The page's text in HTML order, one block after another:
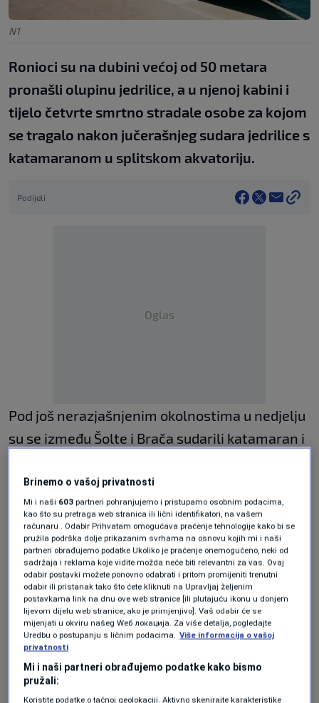
N1
Ronioci su na dubini većoj od 50 metara
pronašli olupinu jedrilice, a u njenoj kabini i
tijelo četvrte smrtno stradale osobe za kojom
se tragalo nakon jučerašnjeg sudara jedrilice s
katamaranom u splitskom akvatoriju.
Podijeli
Oglas
Pod još nerazjašnjenim okolnostima u nedjelju
su se između Šolte i Brača sudarili katamaran i
osam osoba.
Nakon sudara pronađena su tijela troje
poginulih, a danas ja pronađeno i tijelo četvrte
osobe za kojom se tragalo.
Četiri ozlijeđene osobe prevezene su u splitski
KBC i izvan su životne opasnosti.
Svi stradali su češki državljani, izvijestilo je
Ministarstvo mora, prometa i infrastrukture.
Brinemo o vašoj privatnosti
Mi i naši 603 partneri pohranjujemo i pristupamo osobnim podacima,
kao što su pretraga web stranica ili lični identifikatori, na vašem
računaru . Odabir Prihvatam omogućava praćenje tehnologije kako bi se
pružila podrška dolje prikazanim svrhama na osnovu kojih mi i naši
partneri obrađujemo podatke Ukoliko je praćenje onemogućeno, neki od
sadržaja i reklama koje vidite možda neće biti relevantni za vas. Ovaj
odabir postavki možete ponovno odabrati i pritom promijeniti trenutni
odabir ili pristanak tako što ćete kliknuti na Upravljaj željenim
postavkama link na dnu ove web stranice [ili plutajuću ikonu u donjem
lijevom dijelu web stranice, ako je primjenjivo]. Vaš odabir će se
mijenjati u okviru našeg Wеб локација. Za više detalja, pogledajte
Uredbu o postupanju s ličnim podacima. Više informacija o vašoj
privatnosti
Mi i naši partneri obrađujemo podatke kako bismo
pružali:
Koristite podatke o tačnoj geolokaciji. Aktivno skenirajte karakteristike